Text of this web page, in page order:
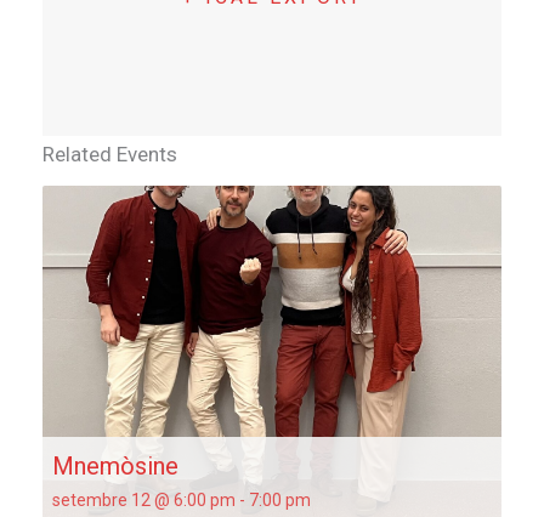
Related Events
Mnemòsine
setembre 12 @ 6:00 pm - 7:00 pm